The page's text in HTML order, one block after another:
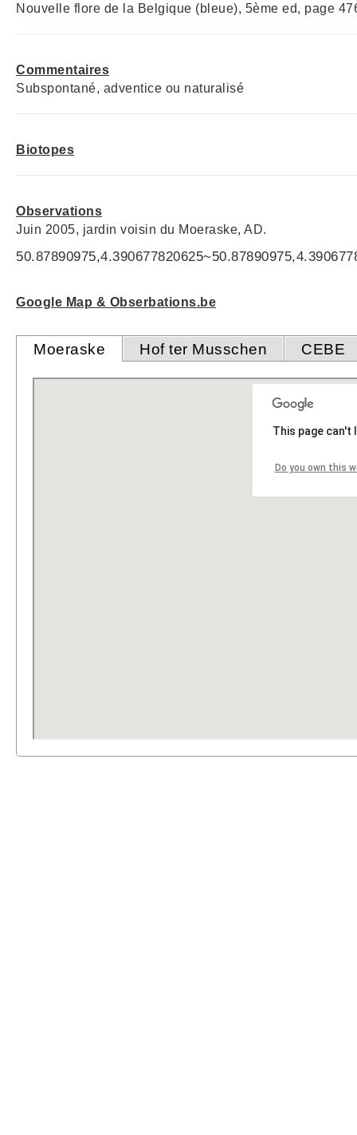
Nouvelle flore de la Belgique (bleue), 5ème ed, page
Commentaires
Subspontané, adventice ou naturalisé
Biotopes
Observations
Juin 2005, jardin voisin du Moeraske, AD.
Google Map & Obserbations.be
Moeraske Hof ter Musschen CEBE